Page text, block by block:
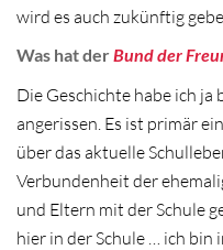
wird es auch zukünftig
Was hat derBund der
Die Geschichte habe ich ja
angerissen. Es ist primär
über das aktuelle
Verbundenheit der
und Eltern mit der Schule
hier in der Schule … ich